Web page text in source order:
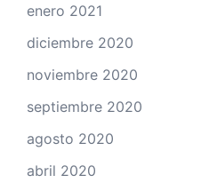
enero 2021
diciembre 2020
noviembre 2020
septiembre 2020
agosto 2020
abril 2020